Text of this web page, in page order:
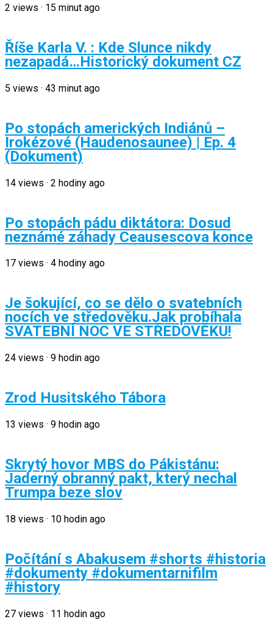
2 views · 15 minut ago
Říše Karla V. : Kde Slunce nikdy
nezapadá…Historický dokument CZ
5 views · 43 minut ago
Po stopách amerických Indiánů –
Irokézové (Haudenosaunee) | Ep. 4
(Dokument)
14 views · 2 hodiny ago
Po stopách pádu diktátora: Dosud
neznámé záhady Ceausescova konce
17 views · 4 hodiny ago
Je šokující, co se dělo o svatebních
nocích ve středověku.Jak probíhala
SVATEBNÍ NOC VE STŘEDOVĚKU!
24 views · 9 hodin ago
Zrod Husitského Tábora
13 views · 9 hodin ago
Skrytý hovor MBS do Pákistánu:
Jaderný obranný pakt, který nechal
Trumpa beze slov
18 views · 10 hodin ago
Počítání s Abakusem #shorts #historia
#dokumenty #dokumentarnifilm
#history
27 views · 11 hodin ago